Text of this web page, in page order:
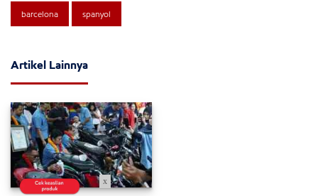
barcelona spanyol
Artikel Lainnya
x